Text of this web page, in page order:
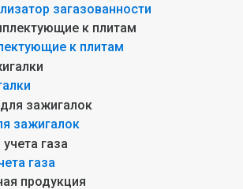
загазованности
к плитам
зажигалок
газа